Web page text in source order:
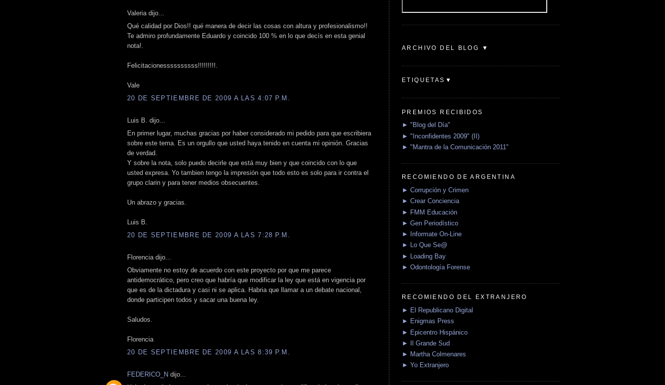
Valeria dijo...
Qué calidad por Dios!! qué manera de decir las cosas con altura y profesionalismo!!
Te admiro profundamente Eduardo y coincido 100 % en lo que decís en esta genial
nota!.
Felicitacionessssssssss!!!!!!!!!.
Vale
20 DE SEPTIEMBRE DE 2009 A LAS 4:07 P.M.
Luis B. dijo...
En primer lugar, muchas gracias por haber considerado mi pedido para que escribiera
sobre este tema. Es un orgullo que usted haya tenido en cuenta mi opinión. Gracias
de verdad.
Y sobre la nota, solo puedo decirle que está muy bien y que coincido con lo que
usted expresa. Yo tambien tengo la impresión que todo esto es solo para ir contra el
grupo clarin y para tener medios obsecuentes.
Un abrazo y gracias.
Luis B.
20 DE SEPTIEMBRE DE 2009 A LAS 7:28 P.M.
Florencia dijo...
Obviamente no estoy de acuerdo con este proyecto por que me parece
antidemocrático, pero creo que habría que modificar la ley que está en vigencia por
que es de la dictadura y casi ni se aplica. Habria que llamar a un debate nacional,
donde participen todos y sacar una buena ley.
Saludos.
Florencia
20 DE SEPTIEMBRE DE 2009 A LAS 8:39 P.M.
FEDERICO_N dijo...
ARCHIVO DEL BLOG ▼
ETIQUETAS▼
PREMIOS RECIBIDOS
► "Blog del Día"
► "Inconfidentes 2009" (II)
► "Mantra de la Comunicación 2011"
RECOMIENDO DE ARGENTINA
► Corrupción y Crimen
► Crear Conciencia
► FMM Educación
► Gen Periodístico
► Informate On-Line
► Lo Que Se@
► Loading Bay
► Odontología Forense
RECOMIENDO DEL EXTRANJERO
► El Republicano Digital
► Enigmas Press
► Epicentro Hispánico
► Il Grande Sud
► Martha Colmenares
► Yo Extranjero